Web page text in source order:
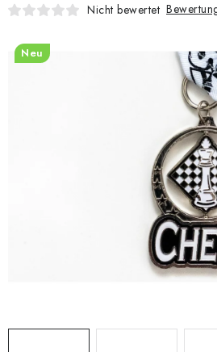
SCHACHBRETTER
SCHACHUHREN
SCHACH-ANTIQUITÄTENLADEN
Nicht bewertet
Neu